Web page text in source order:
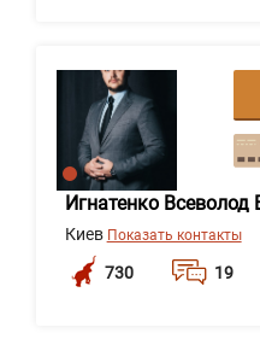
Игнатенко Всеволод
Киев Показать контакты
730 19